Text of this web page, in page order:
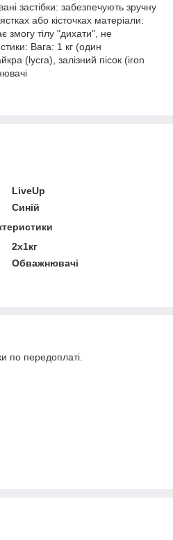
застібки: забезпечують зручну
або кісточках матеріали:
змогу тілу "дихати", не
Вага: 1 кг (один
(lycra), залізний пісок (iron
LiveUp
Синій
2х1кг
Обважнювачі
по передоплаті.